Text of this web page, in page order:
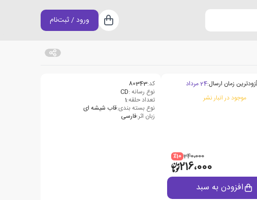
سبد خرید
ورود / ثبت‌نام
زودترین زمان ارسال:24 مرداد
موجود در انبار نشر
240،000 ٪10
216،000
افزودن به سبد
کد:80343
نوع رسانه :CD
تعداد حلقه:1
نوع بسته بندی:قاب شیشه ای
زبان اثر:فارسی